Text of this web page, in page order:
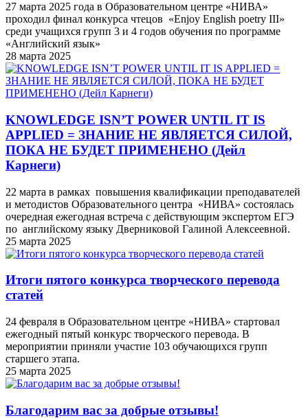
27 марта 2025 года в Образовательном центре «НИВА»
проходил финал конкурса чтецов «Enjoy English poetry III»
среди учащихся групп 3 и 4 годов обучения по программе
«Английский язык»
28 марта 2025
KNOWLEDGE ISN’T POWER UNTIL IT IS
APPLIED = ЗНАНИЕ НЕ ЯВЛЯЕТСЯ СИЛОЙ,
ПОКА НЕ БУДЕТ ПРИМЕНЕНО (Дейл
Карнеги)
22 марта в рамках повышения квалификации преподавателей
и методистов Образовательного центра «НИВА» состоялась
очередная ежегодная встреча с действующим экспертом ЕГЭ
по английскому языку Дверниковой Галиной Алексеевной.
25 марта 2025
Итоги пятого конкурса творческого перевода
статей
24 февраля в Образовательном центре «НИВА» стартовал
ежегодный пятый конкурс творческого перевода. В
мероприятии приняли участие 103 обучающихся групп
старшего этапа.
25 марта 2025
Благодарим вас за добрые отзывы!